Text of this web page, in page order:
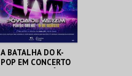
COMPRAR
A BATALHA DO K-
POP EM CONCERTO